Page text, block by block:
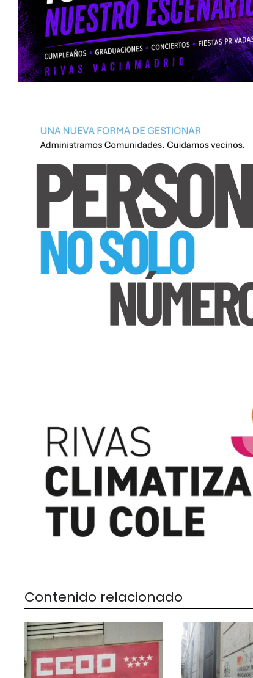
Contenido relacionado